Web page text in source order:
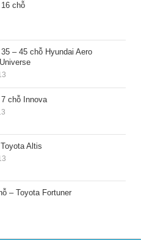
chỗ
– 45 chỗ Hyundai Aero
chỗ Innova
Altis
– Toyota Fortuner